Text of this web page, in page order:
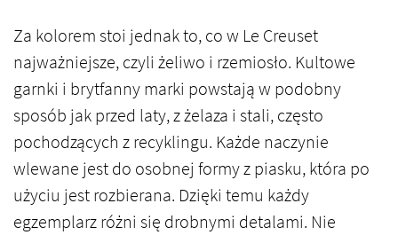
Za kolorem stoi jednak to, co w Le Creuset
najważniejsze, czyli żeliwo i rzemiosło. Kultowe
garnki i brytfanny marki powstają w podobny
sposób jak przed laty, z żelaza i stali, często
pochodzących z recyklingu. Każde naczynie
wlewane jest do osobnej formy z piasku, która po
użyciu jest rozbierana. Dzięki temu każdy
egzemplarz różni się drobnymi detalami. Nie